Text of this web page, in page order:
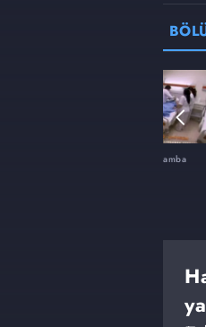
23 Mart 2011, Çarşamba